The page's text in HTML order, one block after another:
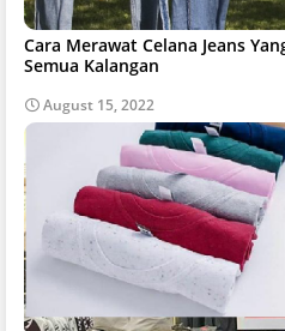
Cara Merawat Celana Jeans
Semua Kalangan
August 15, 2022